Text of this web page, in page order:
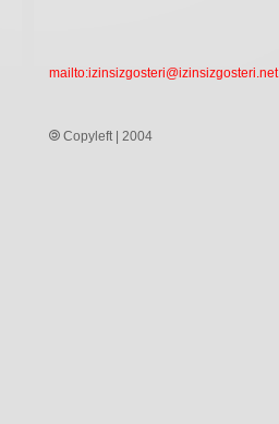
mailto:izinsizgosteri@izinsizgosteri.net
Copyleft | 2004